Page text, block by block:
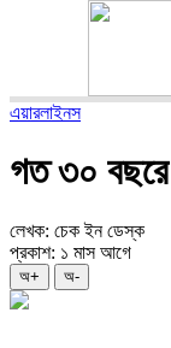
এয়ারলাইনস
গত ৩০ বছরে
লেখক: চেক ইন ডেস্ক
প্রকাশ: ১ মাস আগে
অ+ অ-